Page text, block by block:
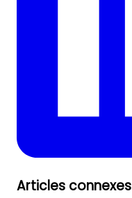
Articles connexes